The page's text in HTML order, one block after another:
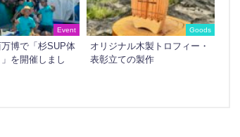
Event
博で「杉SUP体
を開催しまし
Goods
オリジナル木製トロフィー・
表彰立ての製作